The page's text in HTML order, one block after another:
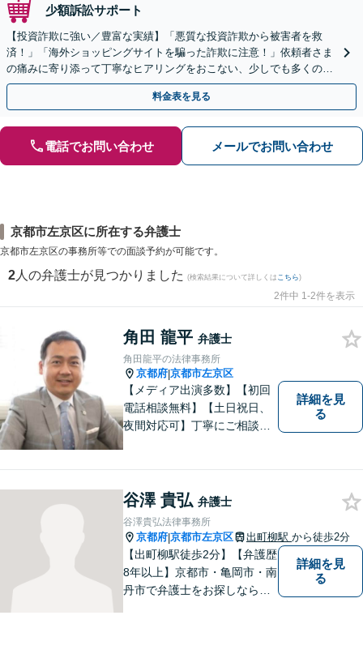
少額訴訟サポート
【投資詐欺に強い／豊富な実績】「悪質な投資詐欺から被害者を救
済！」「海外ショッピングサイトを騙った詐欺に注意！」依頼者さま
の痛みに寄り添って丁寧なヒアリングをおこない、少しでも多くの返
金が得られるよう尽力します！
料金表を見る
電話でお問い合わせ メールでお問い合わせ
京都市左京区に所在する弁護士
京都市左京区の事務所等での面談予約が可能です。
2 人の弁護士が見つかりました (検索結果について詳しくは こちら)
2件中 1-2件を表示
角田 龍平 弁護士
角田龍平の法律事務所
京都府|京都市左京区
【メディア出演多数】【初回
電話相談無料】【土日祝日、
夜間対応可】丁寧にご相談を
格を徹底的に守ります！
詳細を見
る
谷澤 貴弘 弁護士
谷澤貴弘法律事務所
京都府|京都市左京区 出町柳駅 から徒歩2分
【出町柳駅徒歩2分】【弁護歴
8年以上】京都市・亀岡市・南
丹市で弁護士をお探しならご
詳細を見
る